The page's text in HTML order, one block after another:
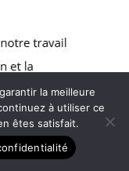
la meilleure
à utiliser ce
êtes satisfait.